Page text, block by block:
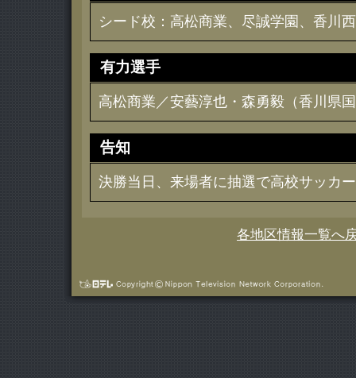
シード校：高松商業、尽誠学園、香川
有力選手
高松商業／安藝淳也・森勇毅（香川県
告知
決勝当日、来場者に抽選で高校サッカ
各地区情報一覧へ